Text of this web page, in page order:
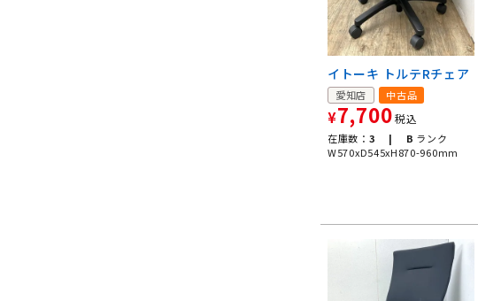
イトーキ トルテRチェア
愛知店 中古品
¥7,700税込
在庫数： 3 | B ランク
W570xD545xH870-960mm